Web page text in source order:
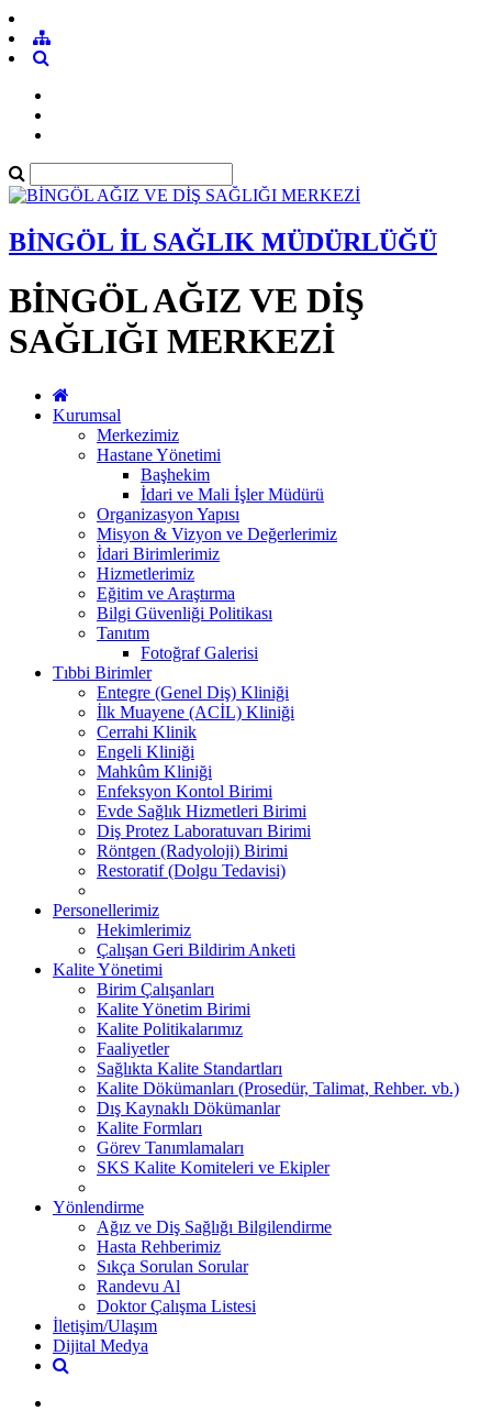
BİNGÖL İL SAĞLIK MÜDÜRLÜĞÜ
BİNGÖL AĞIZ VE DİŞ
SAĞLIĞI MERKEZİ
Kurumsal
Merkezimiz
Hastane Yönetimi
Başhekim
İdari ve Mali İşler Müdürü
Organizasyon Yapısı
Misyon & Vizyon ve Değerlerimiz
İdari Birimlerimiz
Hizmetlerimiz
Eğitim ve Araştırma
Bilgi Güvenliği Politikası
Tanıtım
Fotoğraf Galerisi
Tıbbi Birimler
Entegre (Genel Diş) Kliniği
İlk Muayene (ACİL) Kliniği
Cerrahi Klinik
Engeli Kliniği
Mahkûm Kliniği
Enfeksyon Kontol Birimi
Evde Sağlık Hizmetleri Birimi
Diş Protez Laboratuvarı Birimi
Röntgen (Radyoloji) Birimi
Restoratif (Dolgu Tedavisi)
Personellerimiz
Hekimlerimiz
Çalışan Geri Bildirim Anketi
Kalite Yönetimi
Birim Çalışanları
Kalite Yönetim Birimi
Kalite Politikalarımız
Faaliyetler
Sağlıkta Kalite Standartları
Kalite Dökümanları (Prosedür, Talimat, Rehber. vb.)
Dış Kaynaklı Dökümanlar
Kalite Formları
Görev Tanımlamaları
SKS Kalite Komiteleri ve Ekipler
Yönlendirme
Ağız ve Diş Sağlığı Bilgilendirme
Hasta Rehberimiz
Sıkça Sorulan Sorular
Randevu Al
Doktor Çalışma Listesi
İletişim/Ulaşım
Dijital Medya